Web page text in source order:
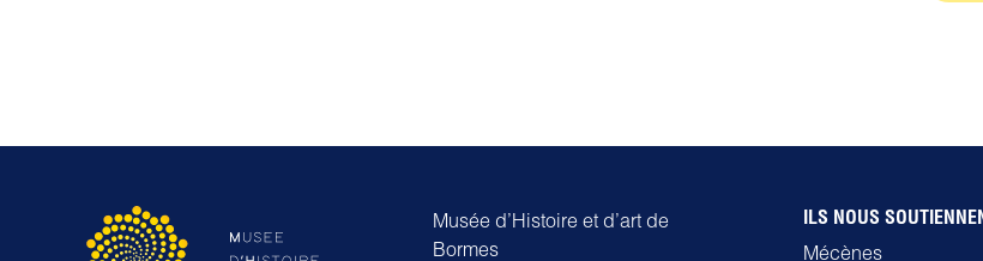
Musée d’Histoire et d’art de
Bormes
ILS NOUS
Mécènes